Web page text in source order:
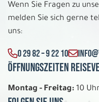
8 Tage
Arktische
2er Belegung
Wenn Sie Fragen zu
melden Sie sich gerne
uns:
0 29 82 – 9 22 10
Öffnungszeiten
Montag - Freitag: 10